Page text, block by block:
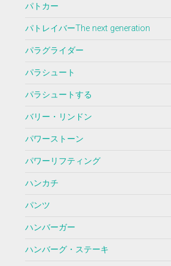
パトカー
パトレイバーThe next generation
パラグライダー
パラシュート
パラシュートする
バリー・リンドン
パワーストーン
パワーリフティング
ハンカチ
パンツ
ハンバーガー
ハンバーグ・ステーキ